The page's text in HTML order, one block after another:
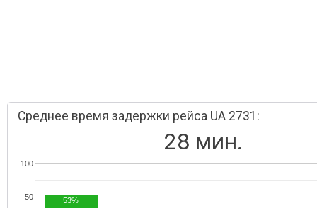
Среднее время задержки рейса UA 2731:
28 мин.
50
100
53%